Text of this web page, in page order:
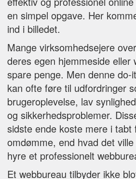
en simpel opgave. Her
ind i billedet.
Mange virksomhedsejere
deres egen hjemmeside eller
spare penge. Men denne do-
kan ofte føre til udfordringer
brugeroplevelse, lav
og sikkerhedsproblemer.
sidste ende koste mere i tabt
omdømme, end hvad det
hyre et professionelt
Et webbureau tilbyder ikke